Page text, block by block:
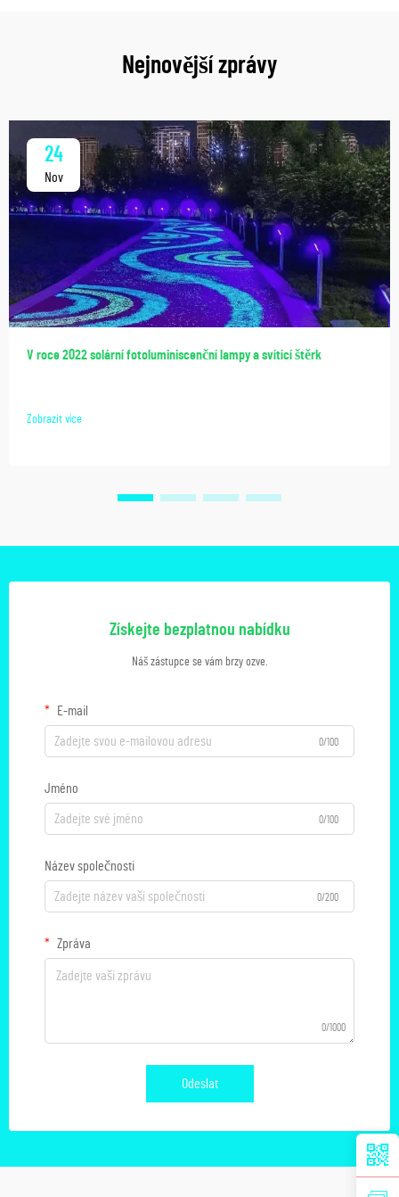
Nejnovější zprávy
24
Nov
V roce 2022 solární fotoluminiscenční lampy a svítící štěrk
Zobrazit více
Získejte bezplatnou nabídku
Náš zástupce se vám brzy ozve.
E-mail
0/100
Jméno
0/100
Název společnosti
0/200
Zpráva
0/1000
Odeslat